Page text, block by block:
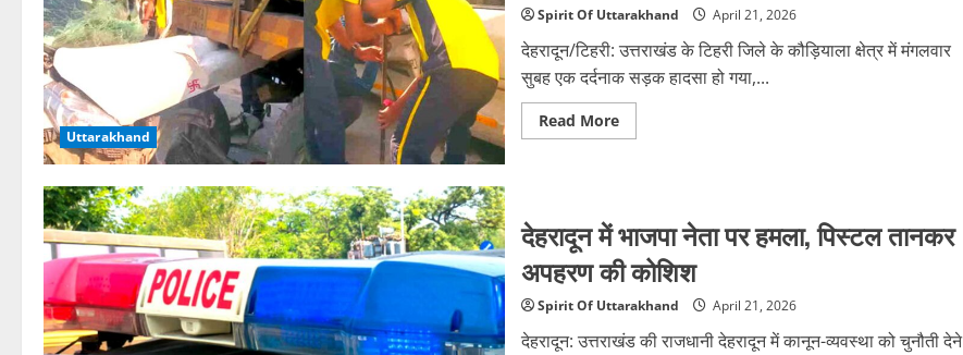
Uttarakhand
Spirit Of Uttarakhand April 21, 2026
देहरादून/टिहरी: उत्तराखंड के टिहरी जिले के कौड़ियाला क्षेत्र में मंगलवार
सुबह एक दर्दनाक सड़क हादसा हो गया,...
Read MoreRead
more
टकराई
कार,
महिला
की
मौत
देहरादून में भाजपा नेता पर हमला, पिस्टल तानकर
अपहरण की कोशिश
Spirit Of Uttarakhand April 21, 2026
देहरादून: उत्तराखंड की राजधानी देहरादून में कानून-व्यवस्था को चुनौती देने